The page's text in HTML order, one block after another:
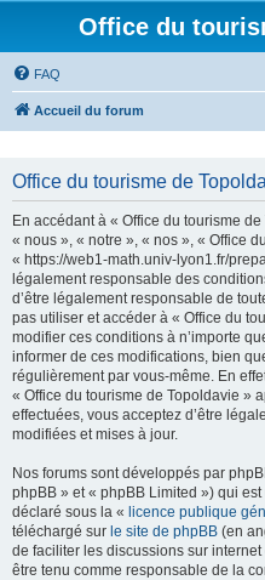
Office du
FAQ
Accueil du forum
Office du tourisme de
En accédant à « Office du tourisme
« nous », « notre », « nos », « Office
« https://web1-math.univ-lyon1.fr/
légalement responsable des
d’être légalement responsable de
pas utiliser et accéder à « Office du
modifier ces conditions à n’importe
informer de ces modifications, bien
régulièrement par vous-même. En
« Office du tourisme de Topoldavie »
effectuées, vous acceptez d’être
modifiées et mises à jour.
Nos forums sont développés par
phpBB » et « phpBB Limited ») qui
déclaré sous la « licence publique
téléchargé sur le site de phpBB (en
de faciliter les discussions sur
être tenu comme responsable de la